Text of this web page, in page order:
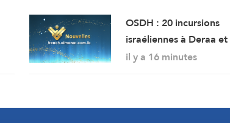
OSDH : 20 incursions
israéliennes à Deraa et
Quneitra en une semaine
il y a 16 minutes